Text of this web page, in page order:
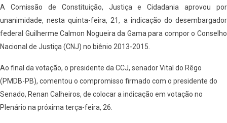
A Comissão de Constituição, Justiça e Cidadania aprovou por
unanimidade, nesta quinta-feira, 21, a indicação do desembargador
federal Guilherme Calmon Nogueira da Gama para compor o Conselho
Nacional de Justiça (CNJ) no biênio 2013-2015.
Ao final da votação, o presidente da CCJ, senador Vital do Rêgo
(PMDB-PB), comentou o compromisso firmado com o presidente do
Senado, Renan Calheiros, de colocar a indicação em votação no
Plenário na próxima terça-feira, 26.